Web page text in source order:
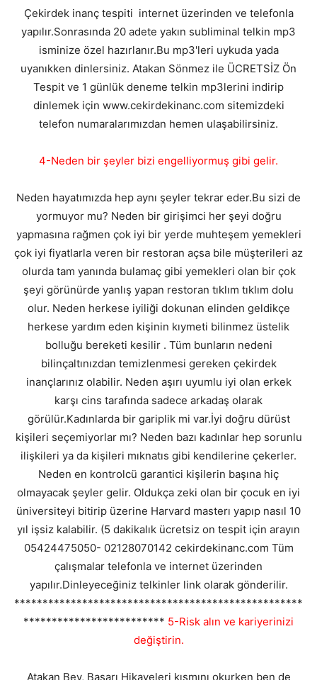
Çekirdek inanç tespiti internet üzerinden ve telefonla
yapılır.Sonrasında 20 adete yakın subliminal telkin mp3
isminize özel hazırlanır.Bu mp3'leri uykuda yada
uyanıkken dinlersiniz. Atakan Sönmez ile ÜCRETSİZ Ön
Tespit ve 1 günlük deneme telkin mp3lerini indirip
dinlemek için www.cekirdekinanc.com sitemizdeki
telefon numaralarımızdan hemen ulaşabilirsiniz.
4-Neden bir şeyler bizi engelliyormuş gibi gelir.
Neden hayatımızda hep aynı şeyler tekrar eder.Bu sizi de
yormuyor mu? Neden bir girişimci her şeyi doğru
yapmasına rağmen çok iyi bir yerde muhteşem yemekleri
çok iyi fiyatlarla veren bir restoran açsa bile müşterileri az
olurda tam yanında bulamaç gibi yemekleri olan bir çok
şeyi görünürde yanlış yapan restoran tıklım tıklım dolu
olur. Neden herkese iyiliği dokunan elinden geldikçe
herkese yardım eden kişinin kıymeti bilinmez üstelik
bolluğu bereketi kesilir . Tüm bunların nedeni
bilinçaltınızdan temizlenmesi gereken çekirdek
inançlarınız olabilir. Neden aşırı uyumlu iyi olan erkek
karşı cins tarafında sadece arkadaş olarak
görülür.Kadınlarda bir gariplik mi var.İyi doğru dürüst
kişileri seçemiyorlar mı? Neden bazı kadınlar hep sorunlu
ilişkileri ya da kişileri mıknatıs gibi kendilerine çekerler.
Neden en kontrolcü garantici kişilerin başına hiç
olmayacak şeyler gelir. Oldukça zeki olan bir çocuk en iyi
üniversiteyi bitirip üzerine Harvard masterı yapıp nasıl 10
yıl işsiz kalabilir. (5 dakikalık ücretsiz on tespit için arayın
05424475050- 02128070142 cekirdekinanc.com Tüm
çalışmalar telefonla ve internet üzerinden
yapılır.Dinleyeceğiniz telkinler link olarak gönderilir.
***************************************************
************************* 5-Risk alın ve kariyerinizi
değiştirin.
Atakan Bey, Başarı Hikayeleri kısmını okurken ben de